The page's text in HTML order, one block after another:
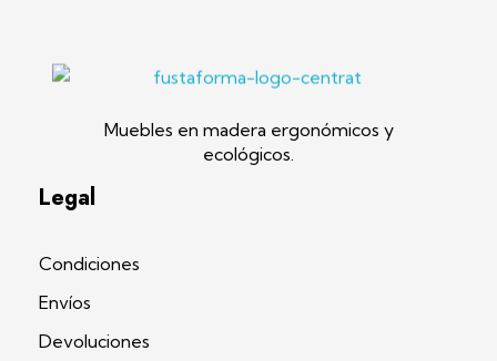
Muebles en madera ergonómicos y
ecológicos.
Legal
Condiciones
Envíos
Devoluciones